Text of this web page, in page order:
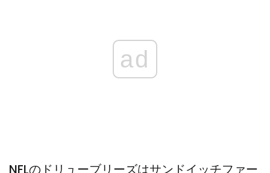
ad
NFLのドリューブリーズはサンドイッチファー